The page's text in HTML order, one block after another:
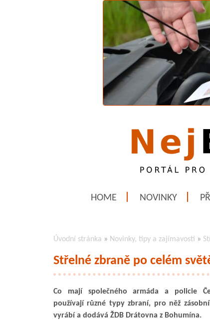
HOME NOVINKY
Úvodní stránka » Novinky, tipy a zajímavosti »
Střelné zbraně po celém
Co mají společného armáda a policie
používají různé typy zbraní, pro něž
vyrábí a dodává ŽDB Drátovna z Bohumína.